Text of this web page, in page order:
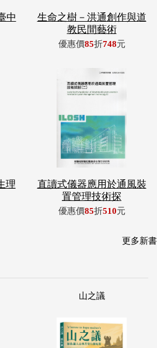
中
生命之樹－洪通創作與道
教民間藝術
優惠價85折748元
理
直讀式儀器應用於通風裝
置管理技術探
優惠價85折510元
更多新書
山之議